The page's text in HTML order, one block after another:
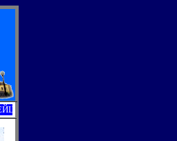
ИЛАРИЯ, ЕПИСКОПА СУМСКОГО И